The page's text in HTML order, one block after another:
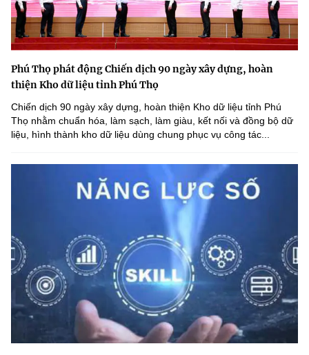
Phú Thọ phát động Chiến dịch 90 ngày xây dựng, hoàn
thiện Kho dữ liệu tỉnh Phú Thọ
Chiến dịch 90 ngày xây dựng, hoàn thiện Kho dữ liệu tỉnh Phú
Thọ nhằm chuẩn hóa, làm sạch, làm giàu, kết nối và đồng bộ dữ
liệu, hình thành kho dữ liệu dùng chung phục vụ công tác...